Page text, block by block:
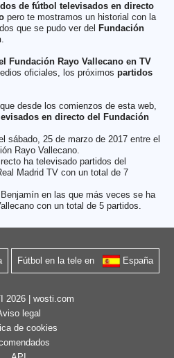
de fútbol televisados en directo
pero te mostramos un historial con la
que se pudo ver del Fundación
.
Fundación Rayo Vallecano en TV
oficiales, los próximos partidos
desde los comienzos de esta web,
en directo del Fundación
sábado, 25 de marzo de 2017 entre el
Rayo Vallecano.
ha televisado partidos del
Madrid TV con un total de 7
en las que más veces se ha
con un total de 5 partidos.
Fútbol en la tele en España
2026 | wosti.com
legal
de cookies